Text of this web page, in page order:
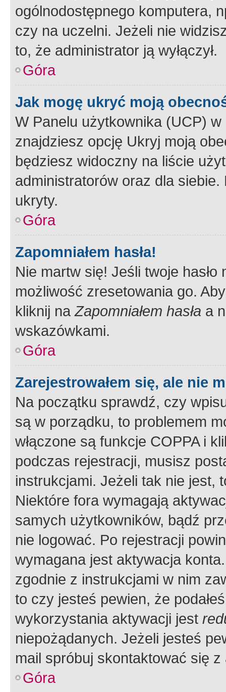
ogólnodostępnego komputera,
czy na uczelni. Jeżeli nie
to, że administrator ją wyłączył.
Góra
Jak mogę ukryć moją
W Panelu użytkownika (UCP) w
znajdziesz opcję Ukryj moją
będziesz widoczny na liście
administratorów oraz dla
ukryty.
Góra
Zapomniałem hasła!
Nie martw się! Jeśli twoje
możliwość zresetowania go.
kliknij naZapomniałem hasła a
wskazówkami.
Góra
Zarejestrowałem się, ale nie
Na początku sprawdź, czy
są w porządku, to problemem
włączone są funkcje COPPA i
podczas rejestracji, musisz
instrukcjami. Jeżeli tak nie jest,
Niektóre fora wymagają
samych użytkowników, bądź
nie logować. Po rejestracji
wymagana jest aktywacja
zgodnie z instrukcjami w nim
to czy jesteś pewien, że
wykorzystania aktywacji jest
niepożądanych. Jeżeli jesteś
mail spróbuj skontaktować się
Góra